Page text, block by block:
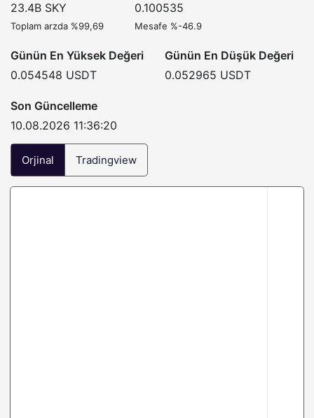
23.4B SKY
Toplam arzda %99,69
0.100535
Mesafe %-46.9
Günün En Yüksek Değeri
0.054548 USDT
Günün En Düşük Değeri
0.052965 USDT
Son Güncelleme
10.08.2026 11:36:20
Orjinal Tradingview